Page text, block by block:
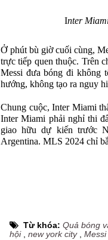
Inter
Ở phút bù giờ cuối cùng,
trực tiếp quen thuộc. Trên
Messi đưa bóng đi không
hướng, không tạo ra nguy
Chung cuộc, Inter Miami
Inter Miami phải nghỉ thi
giao hữu dự kiến trước
Argentina. MLS 2024 chỉ
Từ khóa: Quả bóng
hội, new york city, Messi